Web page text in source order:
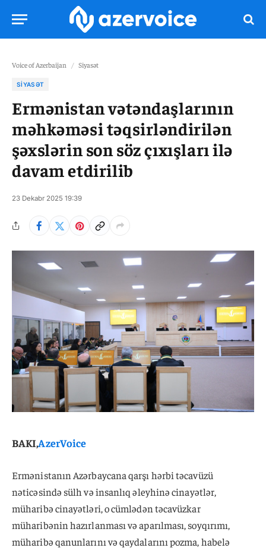
Voice of Azerbaijan / Siyasət
SIYASƏT
Ermənistan vətəndaşlarının
məhkəməsi təqsirləndirilən
şəxslərin son söz çıxışları ilə
davam etdirilib
23 Dekabr 2025 19:39
BAKI,AzerVoice
Ermənistanın Azərbaycana qarşı hərbi təcavüzü
nəticəsində sülh və insanlıq əleyhinə cinayətlər,
müharibə cinayətləri, o cümlədən təcavüzkar
müharibənin hazırlanması və aparılması, soyqırımı,
müharibə qanunlarını və qaydalarını pozma, habelə